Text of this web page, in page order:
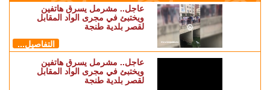
عاجل.. مشرمل يسرق هاتفين
ويختبئ في مجرى الواد المقابل
لقصر بلدية طنجة
التفاصيل...
عاجل.. مشرمل يسرق هاتفين
ويختبئ في مجرى الواد المقابل
لقصر بلدية طنجة